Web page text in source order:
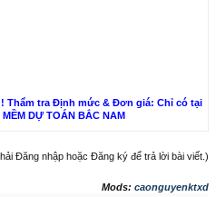
Thẩm tra Định mức & Đơn giá: Chỉ có tại
MỀM DỰ TOÁN BẮC NAM
Đăng nhập hoặc Đăng ký để trả lời bài viết.)
Mods: caonguyenktxd